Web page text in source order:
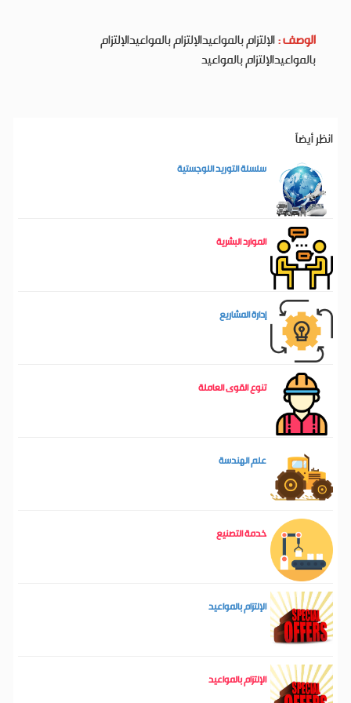
الوصف : الإلتزام بالمواعيدالإلتزام بالمواعيدالإلتزام
بالمواعيدالإلتزام بالمواعيد
انظر أيضاَ
سلسلة التوريد اللوجستية
الموارد البشرية
إدارة المشاريع
تنوع القوى العاملة
علم الهندسة
خدمة التصنيع
الإلتزام بالمواعيد
الإلتزام بالمواعيد